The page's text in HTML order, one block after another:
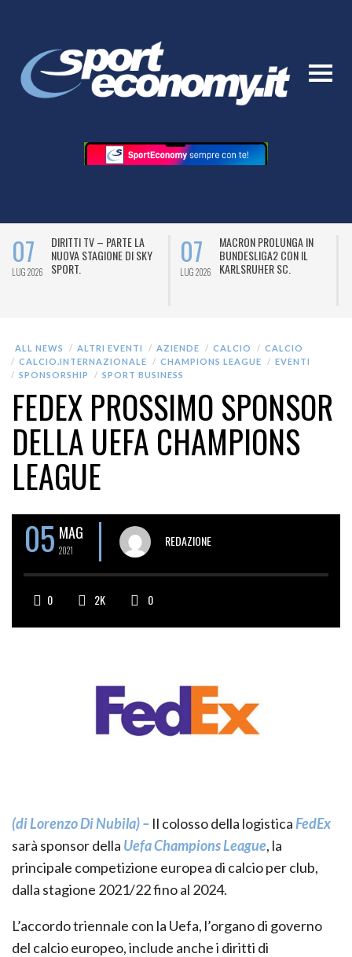
07
LUG 2026
DIRITTI TV – PARTE LA
NUOVA STAGIONE DI SKY
SPORT.
07
LUG 2026
MACRON PROLUNGA IN
BUNDESLIGA2 CON IL
KARLSRUHER SC.
ALL NEWS ALTRI EVENTI AZIENDE CALCIO
CALCIO
CALCIO.INTERNAZIONALE
CHAMPIONS LEAGUE
EVENTI
SPONSORSHIP
SPORT BUSINESS
FEDEX PROSSIMO SPONSOR
DELLA UEFA CHAMPIONS
LEAGUE
05 MAG
2021
REDAZIONE
0 2K 0
(di Lorenzo Di Nubila) – Il colosso della logisticaFedEx
sarà sponsor della Uefa Champions League, la
principale competizione europea di calcio per club,
dalla stagione 2021/22 fino al 2024.
L’accordo triennale con la Uefa, l’organo di governo
del calcio europeo, include anche i diritti di